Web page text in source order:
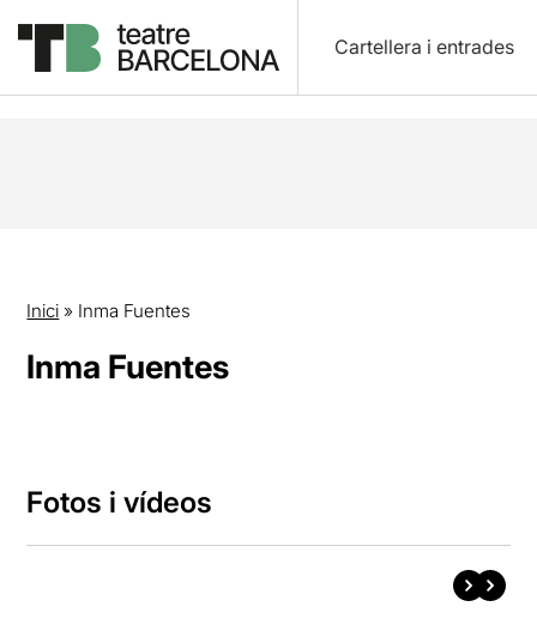
Cartellera i entrades
Inici » Inma Fuentes
Inma Fuentes
Fotos i vídeos